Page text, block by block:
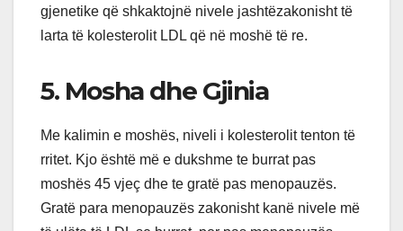
gjenetike që shkaktojnë nivele jashtëzakonisht të
larta të kolesterolit LDL që në moshë të re.
5. Mosha dhe Gjinia
Me kalimin e moshës, niveli i kolesterolit tenton të
rritet. Kjo është më e dukshme te burrat pas
moshës 45 vjeç dhe te gratë pas menopauzës.
Gratë para menopauzës zakonisht kanë nivele më